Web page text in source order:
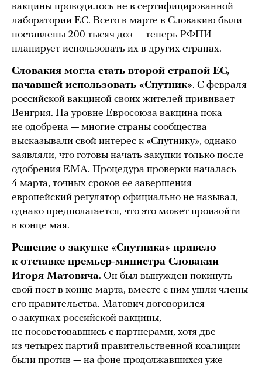
вакцины проводилось не в сертифицированной
лаборатории ЕС. Всего в марте в Словакию были
поставлены 200 тысяч доз — теперь РФПИ
планирует использовать их в других странах.
Словакия могла стать второй страной ЕС,
начавшей использовать «Спутник». С февраля
российской вакциной своих жителей прививает
Венгрия. На уровне Евросоюза вакцина пока
не одобрена — многие страны сообщества
высказывали свой интерес к «Спутнику», однако
заявляли, что готовы начать закупки только после
одобрения EMA. Процедура проверки началась
4 марта, точных сроков ее завершения
европейский регулятор официально не называл,
однако предполагается, что это может произойти
в конце мая.
Решение о закупке «Спутника» привело
к отставке премьер-министра Словакии
Игоря Матовича. Он был вынужден покинуть
свой пост в конце марта, вместе с ним ушли члены
его правительства. Матович договорился
о закупках российской вакцины,
не посоветовавшись с партнерами, хотя две
из четырех партий правительственной коалиции
были против — на фоне продолжавшихся уже